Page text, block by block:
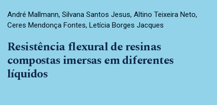
André Mallmann, Silvana Santos Jesus, Altino Teixeira Neto,
Ceres Mendonça Fontes, Letícia Borges Jacques
Resistência flexural de resinas
compostas imersas em diferentes
líquidos